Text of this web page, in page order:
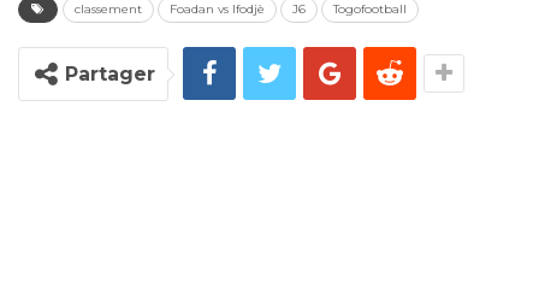
classement Foadan vs Ifodjè J6 Togofootball
Partager